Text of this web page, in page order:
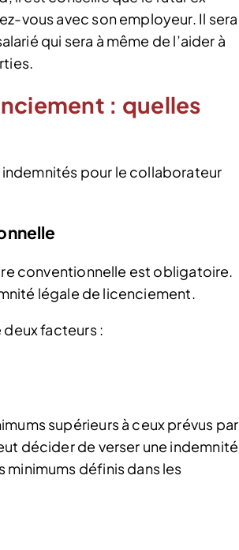
vous avec son employeur. Il sera
qui sera à même de l’aider à
: quelles
pour le collaborateur
conventionnelle est obligatoire.
légale de licenciement.
facteurs :
supérieurs à ceux prévus par
décider de verser une indemnité
définis dans les